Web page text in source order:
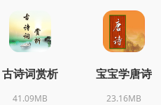
古诗词赏析
41.09MB
宝宝学唐诗
23.16MB